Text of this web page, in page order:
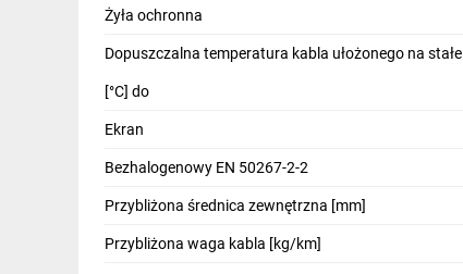
Inne
Budowa i Remont
Elektronika
Żyła ochronna
Dopuszczalna temperatura kabla ułożonego na stałe
[°C] do
Ekran
Bezhalogenowy EN 50267-2-2
Przybliżona średnica zewnętrzna [mm]
Przybliżona waga kabla [kg/km]